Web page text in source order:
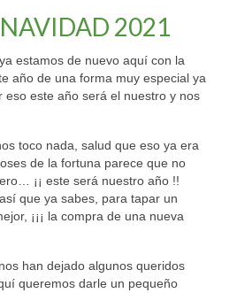
2021
estamos de nuevo aquí con la
año de una forma muy especial ya
eso este año será el nuestro y nos
toco nada, salud que eso ya era
de la fortuna parece que no
¡¡ este será nuestro año !!
que ya sabes, para tapar un
¡¡¡ la compra de una nueva
han dejado algunos queridos
queremos darle un pequeño